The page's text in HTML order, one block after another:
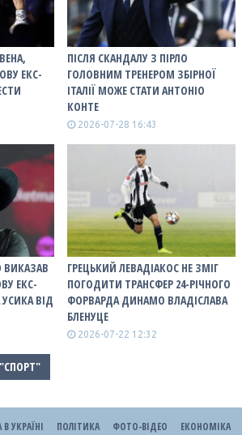
ЕКС-
ПІСЛЯ СКАНДАЛУ З ПІРЛО
ГОЛОВНИМ ТРЕНЕРОМ ЗБІРНОЇ
ІТАЛІЇ МОЖЕ СТАТИ АНТОНІО
КОНТЕ
2026-07-28 16:43
ВИКАЗАВ
ЕКС-
ВІД
ГРЕЦЬКИЙ ЛЕВАДІАКОС НЕ ЗМІГ
ПОГОДИТИ ТРАНСФЕР 24-РІЧНОГО
ФОРВАРДА ДИНАМО ВЛАДІСЛАВА
БЛЕНУЦЕ
2026-07-22 12:32
В УКРАЇНІ ПОЛІТИКА ФОТО-ВІДЕО ЕКОНОМІКА